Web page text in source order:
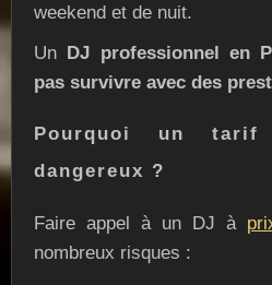
weekend et de nuit.
Un DJ professionnel en
pas survivre avec des
Pourquoi un
dangereux ?
Faire appel à un DJ à
nombreux risques :